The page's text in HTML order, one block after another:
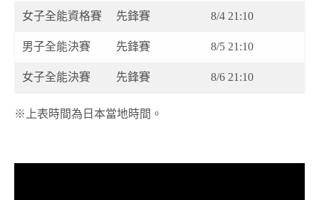
女子全能資格賽 先鋒賽 8/4 21:10
男子全能決賽 先鋒賽 8/5 21:10
女子全能決賽 先鋒賽 8/6 21:10
※上表時間為日本當地時間。